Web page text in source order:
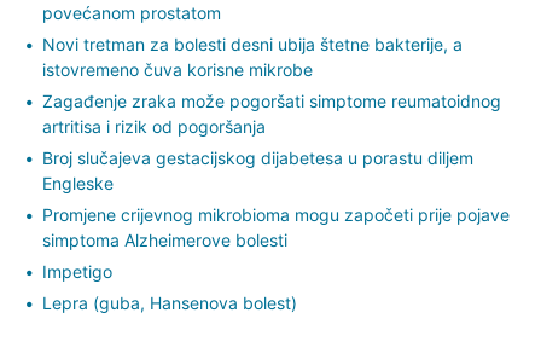
povećanom prostatom
Novi tretman za bolesti desni ubija štetne bakterije, a
istovremeno čuva korisne mikrobe
Zagađenje zraka može pogoršati simptome reumatoidnog
artritisa i rizik od pogoršanja
Broj slučajeva gestacijskog dijabetesa u porastu diljem
Engleske
Promjene crijevnog mikrobioma mogu započeti prije pojave
simptoma Alzheimerove bolesti
Impetigo
Lepra (guba, Hansenova bolest)